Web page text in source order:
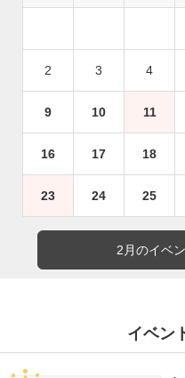
2 3 4
9 10 11
16 17 18
23 24 25
2月のイベ
イベン